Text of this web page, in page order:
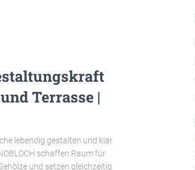
Terrasse |
lebendig gestalten und klar
schaffen Raum für
und setzen gleichzeitig